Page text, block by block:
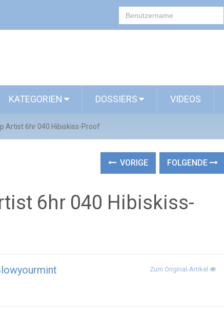
KATEGORIEN DOSSIERS VIDEOS
Artist 6hr 040 Hibiskiss-Proof
VORIGE FOLGENDE
6hr 040 Hibiskiss-
Zum Original-Artikel